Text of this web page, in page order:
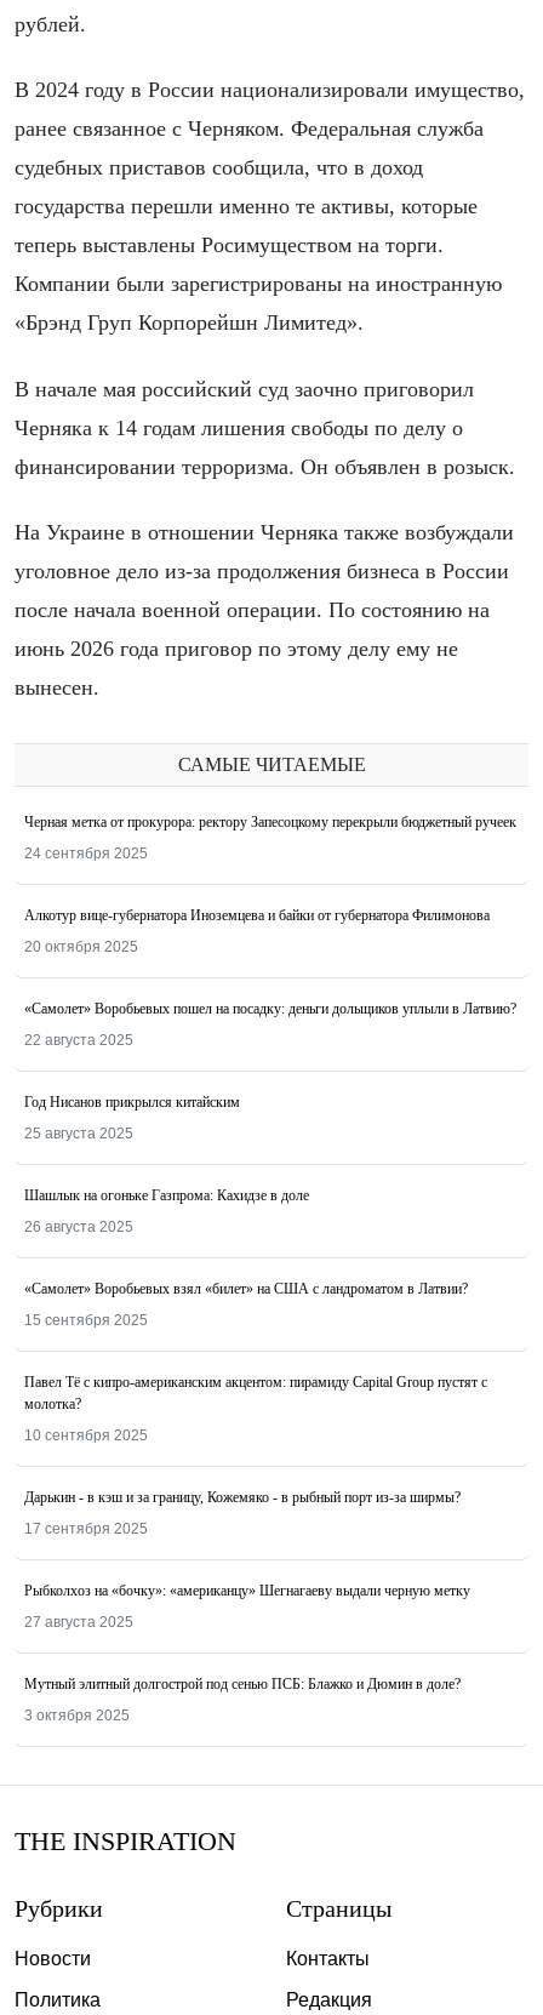
рублей.
В 2024 году в России национализировали имущество,
ранее связанное с Черняком. Федеральная служба
судебных приставов сообщила, что в доход
государства перешли именно те активы, которые
теперь выставлены Росимуществом на торги.
Компании были зарегистрированы на иностранную
«Брэнд Груп Корпорейшн Лимитед».
В начале мая российский суд заочно приговорил
Черняка к 14 годам лишения свободы по делу о
финансировании терроризма. Он объявлен в розыск.
На Украине в отношении Черняка также возбуждали
уголовное дело из-за продолжения бизнеса в России
после начала военной операции. По состоянию на
июнь 2026 года приговор по этому делу ему не
вынесен.
САМЫЕ ЧИТАЕМЫЕ
Черная метка от прокурора: ректору Запесоцкому перекрыли бюджетный ручеек
24 сентября 2025
Алкотур вице-губернатора Иноземцева и байки от губернатора Филимонова
20 октября 2025
«Самолет» Воробьевых пошел на посадку: деньги дольщиков уплыли в Латвию?
22 августа 2025
Год Нисанов прикрылся китайским
25 августа 2025
Шашлык на огоньке Газпрома: Кахидзе в доле
26 августа 2025
«Самолет» Воробьевых взял «билет» на США с ландроматом в Латвии?
15 сентября 2025
Павел Тё с кипро-американским акцентом: пирамиду Capital Group пустят с
молотка?
10 сентября 2025
Дарькин - в кэш и за границу, Кожемяко - в рыбный порт из-за ширмы?
17 сентября 2025
Рыбколхоз на «бочку»: «американцу» Шегнагаеву выдали черную метку
27 августа 2025
Мутный элитный долгострой под сенью ПСБ: Блажко и Дюмин в доле?
3 октября 2025
THE INSPIRATION
Рубрики
Новости
Политика
Страницы
Контакты
Редакция